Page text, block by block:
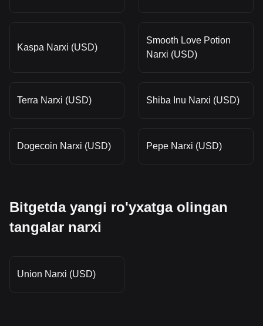
Kaspa Narxi (USD)
Smooth Love Potion
Narxi (USD)
Terra Narxi (USD) Shiba Inu Narxi (USD)
Dogecoin Narxi (USD) Pepe Narxi (USD)
Bitgetda yangi ro'yxatga olingan
tangalar narxi
Union Narxi (USD)